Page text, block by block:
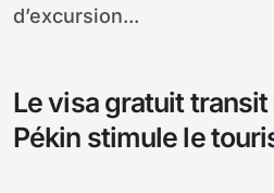
d’excursion...
Le visa gratuit transit
Pékin stimule le